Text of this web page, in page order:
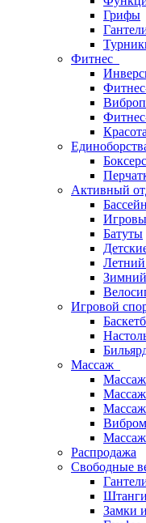
Грифы
Фитнес
Активный
Батуты
Игровой
Массаж
Распродажа
Свободные
Штанги
Замки